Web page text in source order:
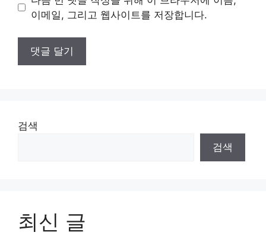
트 이메일, 그리고 웹사이트를 저장합니다.
검색
검색
최신 글